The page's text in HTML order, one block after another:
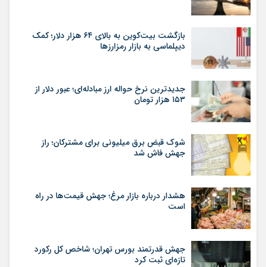
بازگشت بیت‌کوین به بالای ۶۴ هزار دلار؛ کمک
دیپلماسی به بازار رمزارزها
جدیدترین نرخ حواله ارز مبادله‌ای؛ عبور دلار از
۱۵۳ هزار تومان
شوک قبض برق میلیونی برای مشترکان؛ راز
جهش فاش شد
هشدار درباره بازار مرغ؛ جهش قیمت‌ها در راه
است
جهش قدرتمند بورس تهران؛ شاخص کل رکورد
تازه‌ای ثبت کرد